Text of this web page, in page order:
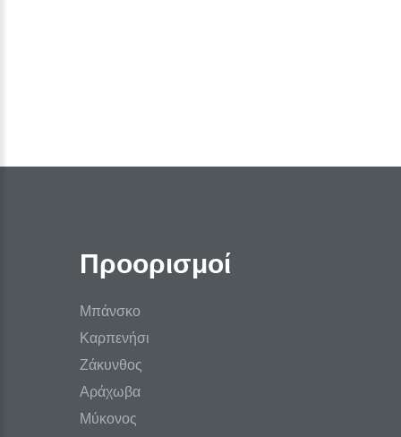
Προορισμοί
Μπάνσκο
Καρπενήσι
Ζάκυνθος
Αράχωβα
Μύκονος